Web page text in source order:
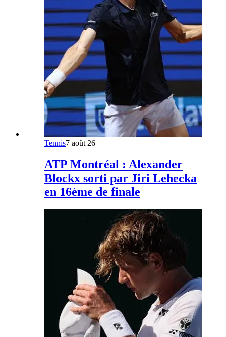
Tennis7 août 26
ATP Montréal : Alexander
Blockx sorti par Jiri Lehecka
en 16ème de finale